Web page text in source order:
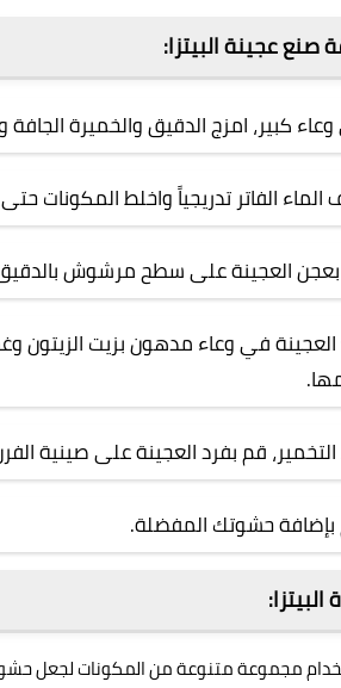
صنع عجينة البيتزا:
كبير، امزج الدقيق والخميرة الجافة
الفاتر تدريجياً واخلط المكونات
العجينة على سطح مرشوش
في وعاء مدهون بزيت الزيتون
قم بفرد العجينة على صينية
حشوتك المفضلة.
مجموعة متنوعة من المكونات لجعل حشوة